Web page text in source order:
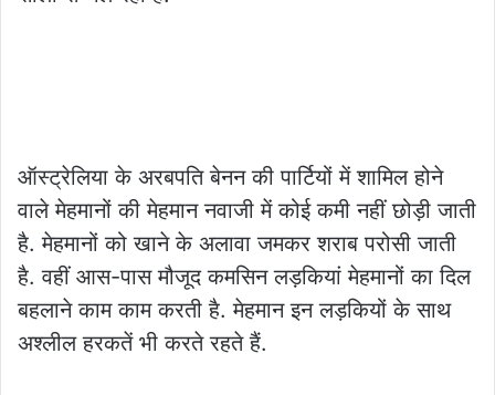
ऑस्ट्रेलिया के अरबपति बेनन की पार्टियों में शामिल होने
वाले मेहमानों की मेहमान नवाजी में कोई कमी नहीं छोड़ी जाती
है. मेहमानों को खाने के अलावा जमकर शराब परोसी जाती
है. वहीं आस-पास मौजूद कमसिन लड़कियां मेहमानों का दिल
बहलाने काम काम करती है. मेहमान इन लड़कियों के साथ
अश्लील हरकतें भी करते रहते हैं.